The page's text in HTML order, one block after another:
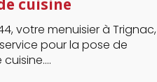
votre menuisier à Trignac,
pour la pose de